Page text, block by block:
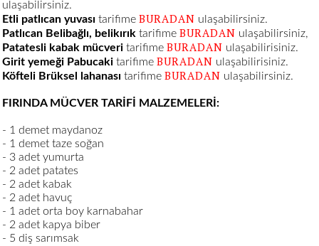
ulaşabilirsiniz.
Etli patlıcan yuvası tarifime BURADAN ulaşabilirsiniz.
Patlıcan Belibağlı, belikırık tarifime BURADAN ulaşabilirsiniz,
Patatesli kabak mücveri tarifime BURADAN ulaşabilirisiniz.
Girit yemeği Pabucaki tarifime BURADAN ulaşabilirisiniz.
Köfteli Brüksel lahanası tarifime BURADAN ulaşabilirsiniz.
FIRINDA MÜCVER TARİFİ MALZEMELERİ:
- 1 demet maydanoz
- 1 demet taze soğan
- 3 adet yumurta
- 2 adet patates
- 2 adet kabak
- 2 adet havuç
- 1 adet orta boy karnabahar
- 2 adet kapya biber
- 5 diş sarımsak